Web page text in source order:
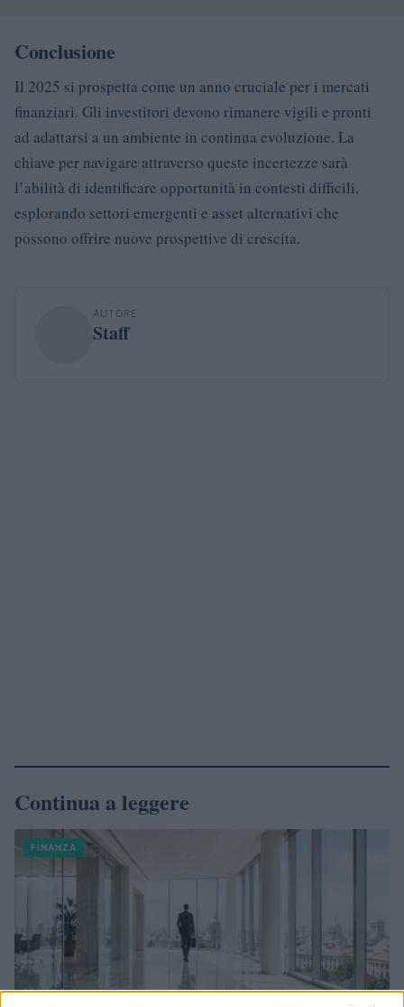
Conclusione
Il 2025 si prospetta come un anno cruciale per i mercati
finanziari. Gli investitori devono rimanere vigili e pronti
ad adattarsi a un ambiente in continua evoluzione. La
chiave per navigare attraverso queste incertezze sarà
l’abilità di identificare opportunità in contesti difficili,
esplorando settori emergenti e asset alternativi che
possono offrire nuove prospettive di crescita.
AUTORE
Staff
Continua a leggere
FINANZA